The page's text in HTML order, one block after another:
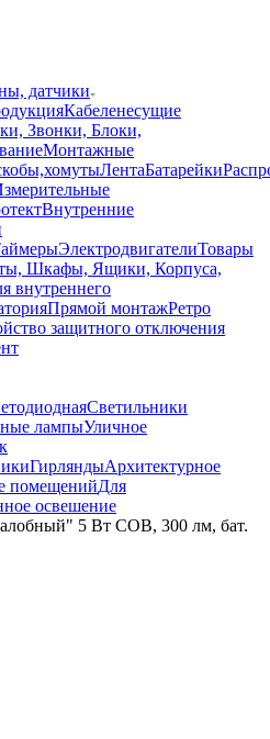
датчики
Кабеленесущие
Звонки, Блоки,
Монтажные
ЛентаБатарейки
Внутренние
ЭлектродвигателиТовары
Шкафы, Ящики, Корпуса,
внутреннего
Прямой монтажРетро
защитного отключения
Светильники
лампыУличное
ГирляндыАрхитектурное
помещенийДля
освешение
5 Вт COB, 300 лм, бат.